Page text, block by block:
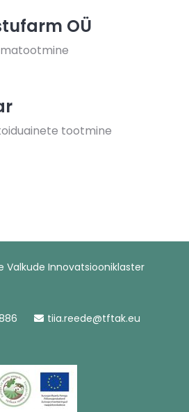
OÜ
tootmine
Valkude Innovatsiooniklaster
tiia.reede@tftak.eu